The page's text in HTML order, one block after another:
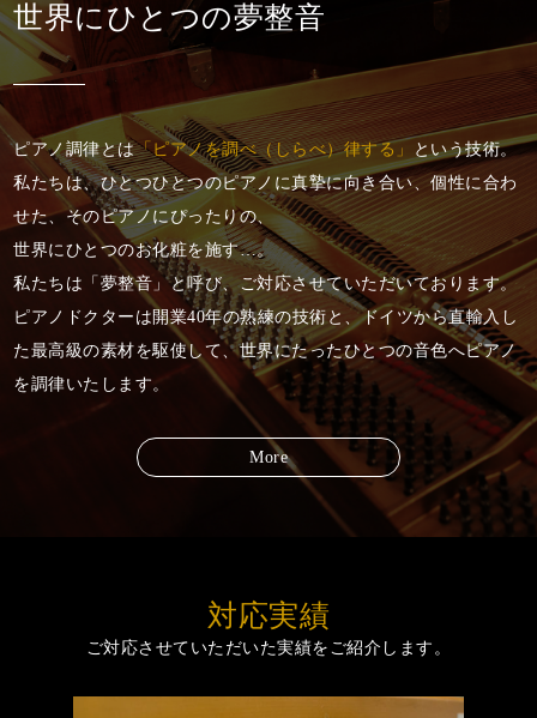
世界にひとつの夢整音
ピアノ調律とは「ピアノを調べ（しらべ）律する」
という技術。
私たちは、ひとつひとつのピアノに真摯に向き合い、個性に合わ
せた、そのピアノにぴったりの、
世界にひとつのお化粧を施す…。
私たちは「夢整音」と呼び、ご対応させていただいております。
ピアノドクターは開業40年の熟練の技術と、ドイツから直輸入し
た最高級の素材を駆使して、世界にたったひとつの音色へピアノ
を調律いたします。
More
対応実績
ご対応させていただいた実績をご紹介します。